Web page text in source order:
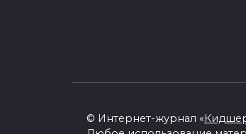
© Интернет-журнал «